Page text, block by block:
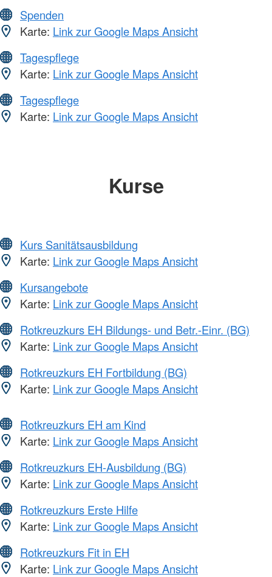
Spenden
Karte: Link zur Google Maps Ansicht
Tagespflege
Karte: Link zur Google Maps Ansicht
Tagespflege
Karte: Link zur Google Maps Ansicht
Kurse
Kurs Sanitätsausbildung
Karte: Link zur Google Maps Ansicht
Kursangebote
Karte: Link zur Google Maps Ansicht
Rotkreuzkurs EH Bildungs- und Betr.-Einr. (BG)
Karte: Link zur Google Maps Ansicht
Rotkreuzkurs EH Fortbildung (BG)
Karte: Link zur Google Maps Ansicht
Rotkreuzkurs EH am Kind
Karte: Link zur Google Maps Ansicht
Rotkreuzkurs EH-Ausbildung (BG)
Karte: Link zur Google Maps Ansicht
Rotkreuzkurs Erste Hilfe
Karte: Link zur Google Maps Ansicht
Rotkreuzkurs Fit in EH
Karte: Link zur Google Maps Ansicht